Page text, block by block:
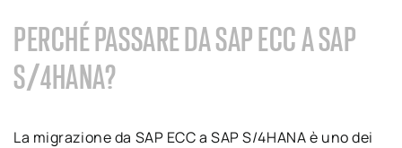
PERCHÉ PASSARE DA SAP ECC A SAP
S/4HANA?
La migrazione da SAP ECC a SAP S/4HANA è uno dei